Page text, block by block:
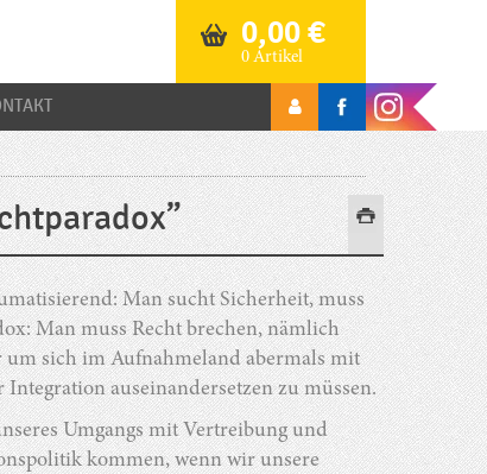
0,00€
0 Artikel
Man sucht Sicherheit, muss
Man muss Recht brechen, nämlich
um sich im Aufnahmeland abermals mit
auseinandersetzen zu müssen.
Umgangs mit Vertreibung und
kommen, wenn wir unsere